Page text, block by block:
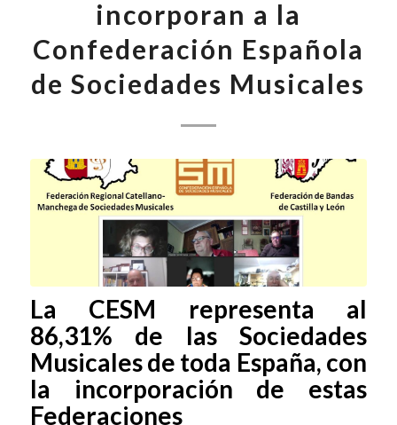
incorporan a la
Confederación Española
de Sociedades Musicales
La CESM representa al
86,31% de las Sociedades
Musicales de toda España, con
la incorporación de estas
Federaciones